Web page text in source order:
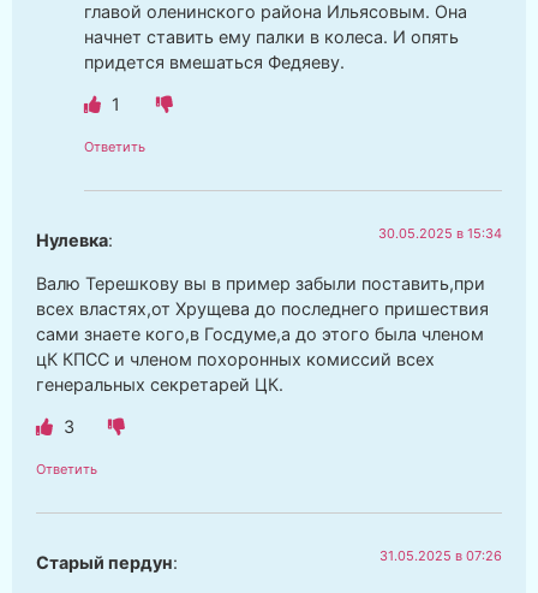
главой оленинского района Ильясовым. Она
начнет ставить ему палки в колеса. И опять
придется вмешаться Федяеву.
1
Ответить
Нулевка: 30.05.2025 в 15:34
Валю Терешкову вы в пример забыли поставить,при
всех властях,от Хрущева до последнего пришествия
сами знаете кого,в Госдуме,а до этого была членом
цК КПСС и членом похоронных комиссий всех
генеральных секретарей ЦК.
3
Ответить
Старый пердун: 31.05.2025 в 07:26